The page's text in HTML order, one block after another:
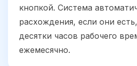
кнопкой. Система
расхождения, если они
десятки часов рабочего
ежемесячно.